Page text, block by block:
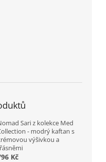
Sari z kolekce Med
- modrý kaftan s
výšivkou a
Kč